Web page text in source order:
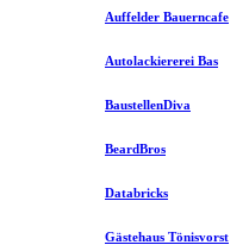
Auffelder Bauerncafe
Autolackiererei Bas
BaustellenDiva
BeardBros
Databricks
Gästehaus Tönisvorst